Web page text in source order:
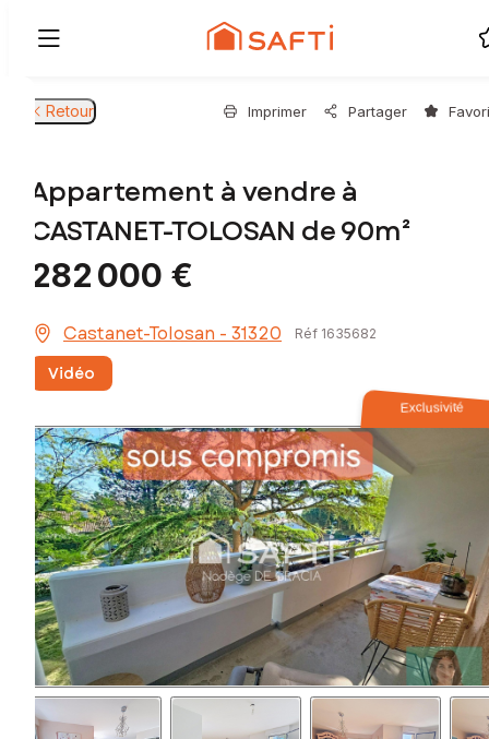
Retour Imprimer Partager
Appartement à vendre à
CASTANET-TOLOSAN de 90m²
282 000 €
Castanet-Tolosan - 31320 Réf 1635682
Vidéo
Exclusivité